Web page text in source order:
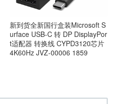
新到货全新国行盒装Microsoft S
urface USB-C 转 DP DisplayPor
t适配器 转换线 CYPD3120芯片
4K60Hz JVZ-00006 1859